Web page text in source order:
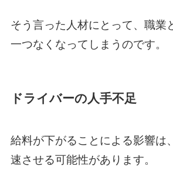
そう言った人材にとって、職業
一つなくなってしまうのです。
ドライバーの人手不足
給料が下がることによる影響は
速させる可能性があります。